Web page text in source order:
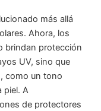
más allá
Ahora, los
brindan protección
UV, sino que
como un tono
piel. A
de protectores